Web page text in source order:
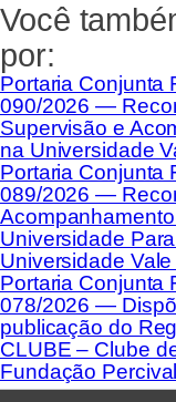
Você
por:
Portaria Conjunta
090/2026 —
Supervisão e
na Universidade
Portaria Conjunta
089/2026 —
Universidade
Universidade
Portaria Conjunta
078/2026 —
publicação do
CLUBE – Clube
Fundação